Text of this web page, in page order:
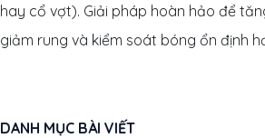
hay cổ vợt). Giải pháp hoàn hảo để
giảm rung và kiểm soát bóng ổn định
DANH MỤC BÀI VIẾT